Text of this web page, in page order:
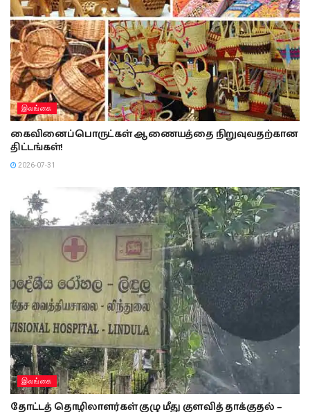
இலங்கை
கைவினைப்பொருட்கள் ஆணையத்தை நிறுவுவதற்கான
திட்டங்கள்!
2026-07-31
இலங்கை
தோட்டத் தொழிலாளர்கள் குழு மீது குளவித் தாக்குதல் –